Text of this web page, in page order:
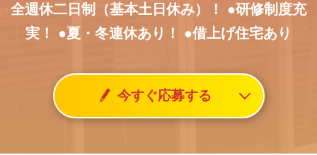
全週休二日制（基本土日休み）！
●研修制度充
実！
●夏・冬連休あり！ ●借上げ住宅あり
今すぐ応募する